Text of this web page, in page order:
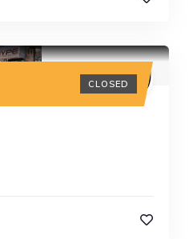
CLOSED